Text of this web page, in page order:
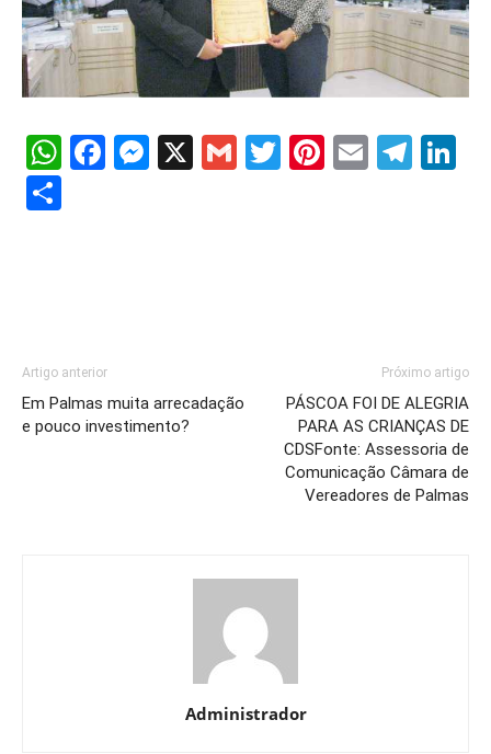
WhatsApp
Facebook
Messenger
X GmailTwitter
Pinterest
Email
Artigo anterior
Em Palmas muita arrecadação
e pouco investimento?
Próximo artigo
PÁSCOA FOI DE ALEGRIA
PARA AS CRIANÇAS DE
CDSFonte: Assessoria de
Comunicação Câmara de
Vereadores de Palmas
Administrador